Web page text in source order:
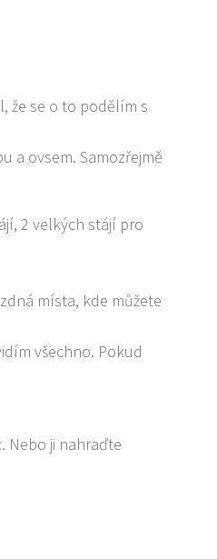
že se o to podělím s
a ovsem. Samozřejmě
2 velkých stájí pro
místa, kde můžete
všechno. Pokud
Nebo ji nahraďte